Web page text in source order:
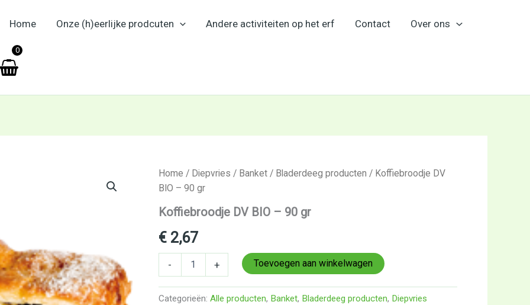
Home Onze (h)eerlijke prodcuten Andere activiteiten op het erf Contact Over ons
0
Home / Diepvries / Banket/ Bladerdeeg producten / Koffiebroodje DV
BIO – 90 gr
Koffiebroodje DV BIO – 90 gr
€2,67
-
Koffiebroodje
DV
–
90
gr
aantal
+ Toevoegen aan winkelwagen
Categorieën: Alle producten, Banket, Bladerdeeg producten, Diepvries